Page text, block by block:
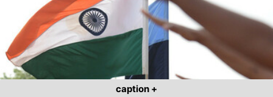
caption +